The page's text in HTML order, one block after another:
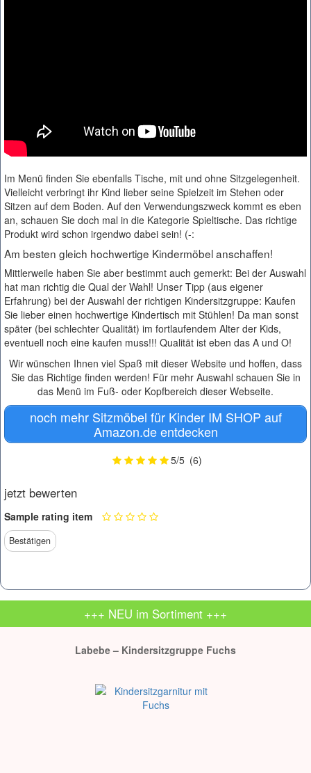
Im Menü finden Sie ebenfalls Tische, mit und ohne Sitzgelegenheit.
Vielleicht verbringt ihr Kind lieber seine Spielzeit im Stehen oder
Sitzen auf dem Boden. Auf den Verwendungszweck kommt es eben
an, schauen Sie doch mal in die Kategorie Spieltische. Das richtige
Produkt wird schon irgendwo dabei sein! (-:
Am besten gleich hochwertige Kindermöbel anschaffen!
Mittlerweile haben Sie aber bestimmt auch gemerkt: Bei der Auswahl
hat man richtig die Qual der Wahl! Unser Tipp (aus eigener
Erfahrung) bei der Auswahl der richtigen Kindersitzgruppe: Kaufen
Sie lieber einen hochwertige Kindertisch mit Stühlen! Da man sonst
später (bei schlechter Qualität) im fortlaufendem Alter der Kids,
eventuell noch eine kaufen muss!!! Qualität ist eben das A und O!
Wir wünschen Ihnen viel Spaß mit dieser Website und hoffen, dass
Sie das Richtige finden werden! Für mehr Auswahl schauen Sie in
das Menü im Fuß- oder Kopfbereich dieser Webseite.
noch mehr Sitzmöbel für Kinder IM SHOP auf
Amazon.de entdecken
5/5 (6)
jetzt bewerten
Sample rating item
+++ NEU im Sortiment +++
Labebe – Kindersitzgruppe Fuchs